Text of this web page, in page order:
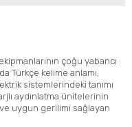
çoğu yabancı
Türkçe kelime anlamı,
sistemlerindeki tanımı
aydınlatma ünitelerinin
ve uygun gerilimi sağlayan